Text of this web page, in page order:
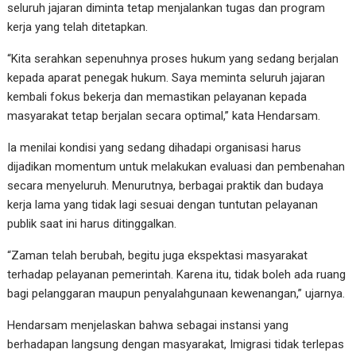
seluruh jajaran diminta tetap menjalankan tugas dan program
kerja yang telah ditetapkan.
“Kita serahkan sepenuhnya proses hukum yang sedang berjalan
kepada aparat penegak hukum. Saya meminta seluruh jajaran
kembali fokus bekerja dan memastikan pelayanan kepada
masyarakat tetap berjalan secara optimal,” kata Hendarsam.
Ia menilai kondisi yang sedang dihadapi organisasi harus
dijadikan momentum untuk melakukan evaluasi dan pembenahan
secara menyeluruh. Menurutnya, berbagai praktik dan budaya
kerja lama yang tidak lagi sesuai dengan tuntutan pelayanan
publik saat ini harus ditinggalkan.
“Zaman telah berubah, begitu juga ekspektasi masyarakat
terhadap pelayanan pemerintah. Karena itu, tidak boleh ada ruang
bagi pelanggaran maupun penyalahgunaan kewenangan,” ujarnya.
Hendarsam menjelaskan bahwa sebagai instansi yang
berhadapan langsung dengan masyarakat, Imigrasi tidak terlepas